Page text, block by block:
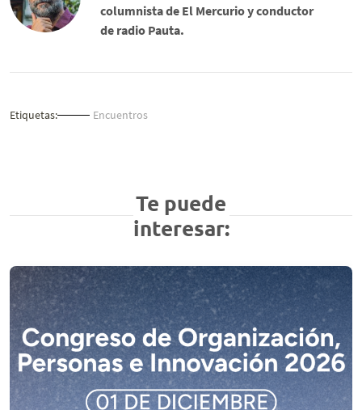
columnista de El Mercurio y conductor
de radio Pauta.
Etiquetas: Encuentros
Te puede
interesar: